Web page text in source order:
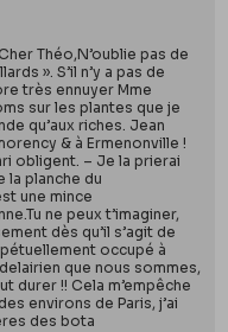
Théo,N’oublie pas de
». S’il n’y a pas de
très ennuyer Mme
sur les plantes que je
qu’aux riches. Jean
& à Ermenonville !
obligent. – Je la prierai
la planche du
une mince
ne peux t’imaginer,
dès qu’il s’agit de
occupé à
que nous sommes,
durer !! Cela m’empêche
environs de Paris, j’ai
des bota